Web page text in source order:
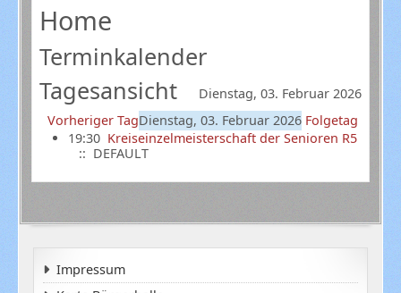
Home
Terminkalender
Tagesansicht
Dienstag, 03. Februar 2026
Vorheriger TagDienstag, 03. Februar 2026 Folgetag
19:30 Kreiseinzelmeisterschaft der Senioren R5
:: DEFAULT
Impressum